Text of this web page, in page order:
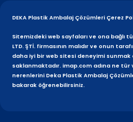
DEKA Plastik Ambalaj Çözümleri Çerez
Sitemizdeki web sayfaları ve ona bağlı
LTD. ŞTİ. firmasının malıdır ve onun
daha iyi bir web sitesi deneyimi sunmak
saklanmaktadır. imap.com adına ne tür
nerenlerini Deka Plastik Ambalaj
bakarak öğrenebilirsiniz.